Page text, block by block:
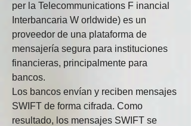
per la Telecommunications F inancial
Interbancaria W orldwide) es un
proveedor de una plataforma de
mensajería segura para instituciones
financieras, principalmente para
bancos.
Los bancos envían y reciben mensajes
SWIFT de forma cifrada. Como
resultado, los mensajes SWIFT se